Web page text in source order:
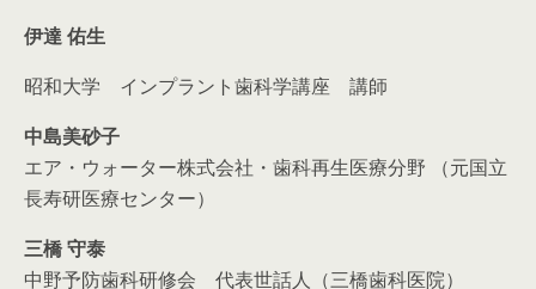
伊達 佑生
昭和大学 インプラント歯科学講座 講師
中島美砂子
エア・ウォーター株式会社・歯科再生医療分野 （元国立
長寿研医療センター）
三橋 守泰
中野予防歯科研修会 代表世話人（三橋歯科医院）